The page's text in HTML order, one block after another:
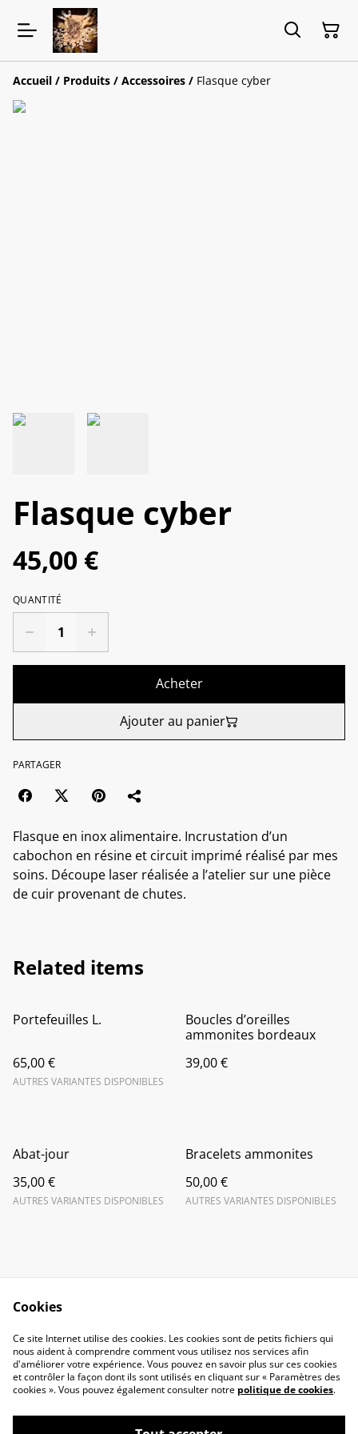
Accueil / Produits / Accessoires / Flasque cyber
Flasque cyber
45,00 €
QUANTITÉ
Acheter
Ajouter au panier
PARTAGER
Flasque en inox alimentaire. Incrustation d’un
cabochon en résine et circuit imprimé réalisé par mes
soins. Découpe laser réalisée a l’atelier sur une pièce
de cuir provenant de chutes.
Related items
Portefeuilles L.
65,00 €
AUTRES VARIANTES DISPONIBLES
Boucles d’oreilles
ammonites bordeaux
39,00 €
Abat-jour
35,00 €
AUTRES VARIANTES DISPONIBLES
Bracelets ammonites
50,00 €
AUTRES VARIANTES DISPONIBLES
Contact Us
Legal Terms
Privacy Policy
Cookie Policy
Cookies
Ce site Internet utilise des cookies. Les cookies sont de petits fichiers qui
nous aident à comprendre comment vous utilisez nos services afin
d'améliorer votre expérience. Vous pouvez en savoir plus sur ces cookies
et contrôler la façon dont ils sont utilisés en cliquant sur « Paramètres des
cookies ». Vous pouvez également consulter notre politique de cookies.